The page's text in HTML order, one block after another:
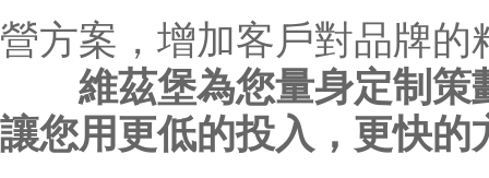
營方案，增加客戶對品牌的
維茲堡為您量身定制
讓您用更低的投入，更快